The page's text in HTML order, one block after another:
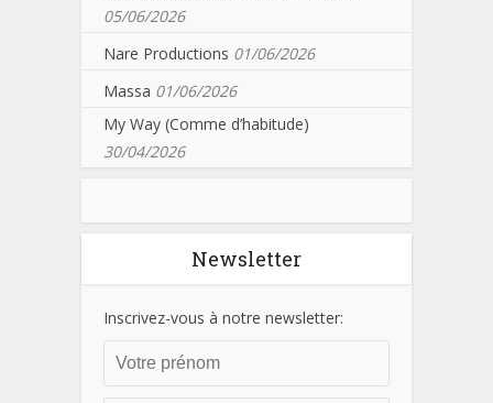
05/06/2026
Nare Productions 01/06/2026
Massa 01/06/2026
My Way (Comme d’habitude)
30/04/2026
Newsletter
Inscrivez-vous à notre newsletter: